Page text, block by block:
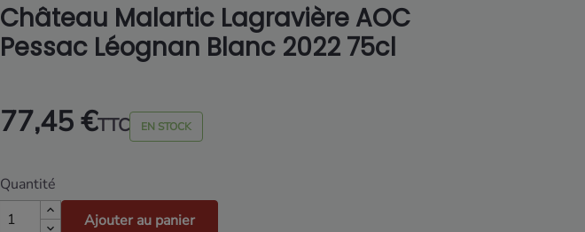
Château Malartic Lagravière AOC
Pessac Léognan Blanc 2022 75cl
77,45 €TTC EN STOCK
Quantité
Ajouter au panier